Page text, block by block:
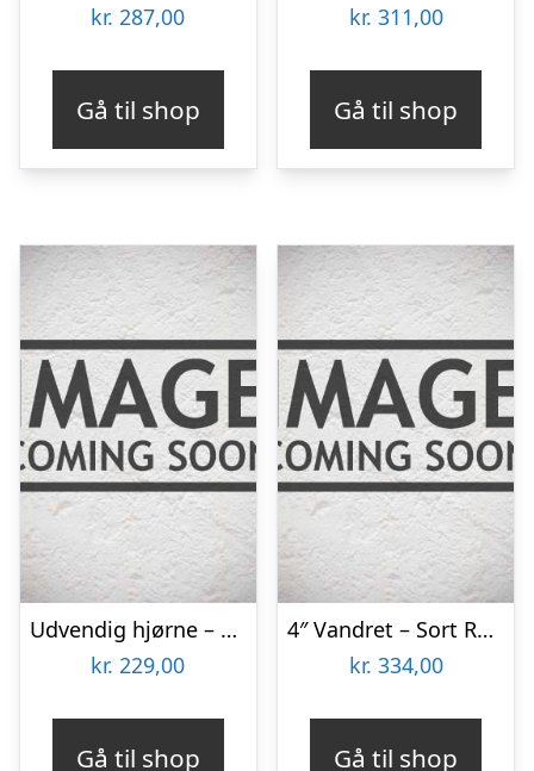
kr. 287,00
Gå til shop
kr. 311,00
Gå til shop
Udvendig hjørne – Ubehandlet 94×94
kr. 229,00
Gå til shop
4″ Vandret – Sort RAL 9005 22×85 Færdigmalet Træbeklædning
kr. 334,00
Gå til shop